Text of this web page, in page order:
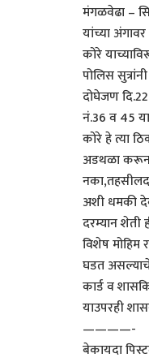
मंगळवेढा –
यांच्या
कोरे
पोलिस
दोघेजण
नं.36 व 45 या
कोरे हे त्या
अडथळा करून
अशी धमकी
दरम्यान शेती
विशेष मोहिम
घडत
कार्ड व
याउपरही
————-
बेकायदा